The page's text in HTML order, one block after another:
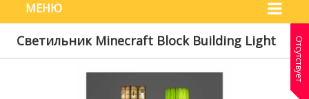
МЕНЮ
Светильник Minecraft Block Building Light Отсутствует